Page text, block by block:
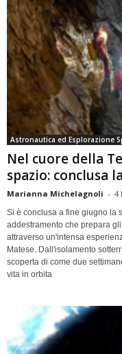
Astronautica ed Esplorazione
Nel cuore della
spazio: conclusa
Marianna Michelagnoli - 4
Si è conclusa a fine giugno la
addestramento che prepara
attraverso un'intensa
Matese. Dall'isolamento
scoperta di come due
vita in orbita